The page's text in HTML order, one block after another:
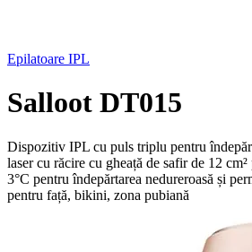
Epilatoare IPL
Salloot DT015
Dispozitiv IPL cu puls triplu pentru
laser cu răcire cu gheață de safir de 12
3°C pentru îndepărtarea nedureroasă și
pentru față, bikini, zona pubiană